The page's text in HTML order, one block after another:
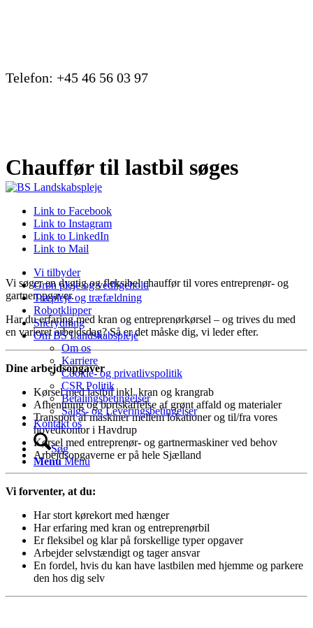
Telefon: +45 46 56 03 97
Link to Facebook
Link to Instagram
Link to LinkedIn
Link to Mail
Vi tilbyder
Grøn pleje og vedligehold
Træpleje og træfældning
Robotklipper
Snerydning
Om BS Landskabspleje
Om os
Karriere
Cookie- og privatlivspolitik
CSR Politik
Betalingsbetingelser
Salgs- og Leveringsbetingelser
Kontakt os
Søg
Menu Menu
Chauffør til lastbil søges
Vi søger en dygtig og fleksibel chauffør til vores entreprenør- og
gartneropgaver.
Har du erfaring med kran og entreprenørkørsel – og trives du med
en varieret arbejdsdag? Så er det måske dig, vi leder efter.
Dine arbejdsopgaver
Kørsel med lastbil inkl. kran og krangrab
Afhentning og bortskaffelse af grønt affald og materialer
Transport af maskiner mellem lokationer og til/fra vores
hovedkontor i Havdrup
Kørsel med entreprenør- og gartnermaskiner ved behov
Arbejdsopgaverne er på hele Sjælland
Vi forventer, at du:
Har stort kørekort med hænger
Har erfaring med kran og entreprenørbil
Er fleksibel og klar på forskellige typer opgaver
Arbejder selvstændigt og tager ansvar
En fordel, hvis du kan have lastbilen med hjemme og parkere
den hos dig selv